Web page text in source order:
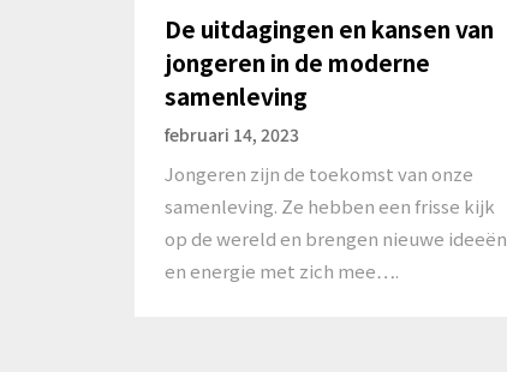
De uitdagingen en kansen van
jongeren in de moderne
samenleving
februari 14, 2023
Jongeren zijn de toekomst van onze
samenleving. Ze hebben een frisse kijk
op de wereld en brengen nieuwe ideeën
en energie met zich mee….